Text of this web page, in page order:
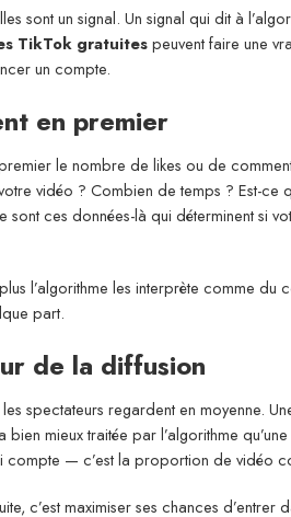
sont un signal. Un signal qui dit à
TikTok gratuitespeuvent faire une
un compte.
en premier
le nombre de likes ou de
vidéo ? Combien de temps ? Est-ce
ces données-là qui déterminent si
l’algorithme les interprète comme du
part.
de la diffusion
spectateurs regardent en moyenne.
mieux traitée par l’algorithme
compte — c’est la proportion de vidéo
c’est maximiser ses chances d’entrer